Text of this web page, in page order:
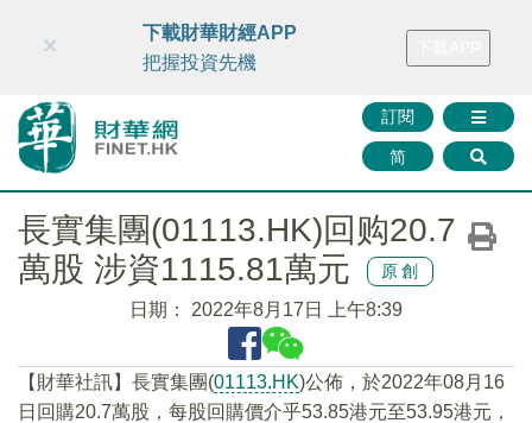
財華智庫網 FINTV FINMETA 財華證券 媒體矩陣
訂閱
简
×
下載財華財經APP
把握投資先機
長實集團(01113.HK)回购20.7
萬股 涉資1115.81萬元
原創
日期： 2022年8月17日 上午8:39
【財華社訊】長實集團(01113.HK)公佈，於2022年08月16
日回購20.7萬股，每股回購價介乎53.85港元至53.95港元，